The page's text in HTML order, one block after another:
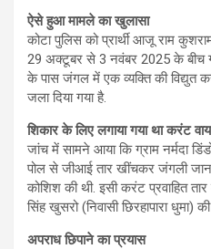
ऐसे हुआ मामले का खुलासा
कोटा पुलिस को प्रार्थी आजू राम
29 अक्टूबर से 3 नवंबर 2025 के बीच
के पास जंगल में एक व्यक्ति की
जला दिया गया है.
शिकार के लिए लगाया गया था करंट
जांच में सामने आया कि ग्राम नर्मदा
पोल से जीआई तार खींचकर जंगली
कोशिश की थी. इसी करंट प्रवाहित
सिंह खुसरो (निवासी छिरहापारा धुमा)
अपराध छिपाने का प्रयास